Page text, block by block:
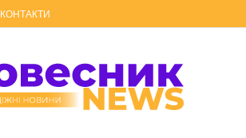
КОНТАКТИ